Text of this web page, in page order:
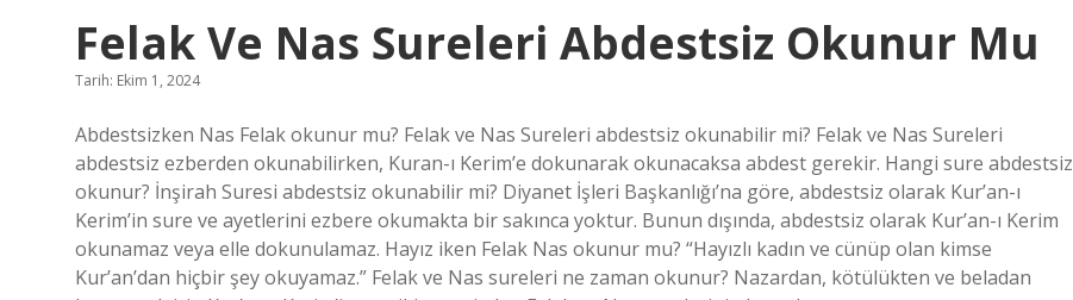
Felak Ve Nas Sureleri Abdestsiz Okunur Mu
Tarih: Ekim 1, 2024
Abdestsizken Nas Felak okunur mu? Felak ve Nas Sureleri abdestsiz okunabilir mi? Felak ve Nas Sureleri
abdestsiz ezberden okunabilirken, Kuran-ı Kerim’e dokunarak okunacaksa abdest gerekir. Hangi sure abdestsiz
okunur? İnşirah Suresi abdestsiz okunabilir mi? Diyanet İşleri Başkanlığı’na göre, abdestsiz olarak Kur’an-ı
Kerim’in sure ve ayetlerini ezbere okumakta bir sakınca yoktur. Bunun dışında, abdestsiz olarak Kur’an-ı Kerim
okunamaz veya elle dokunulamaz. Hayız iken Felak Nas okunur mu? “Hayızlı kadın ve cünüp olan kimse
Kur’an’dan hiçbir şey okuyamaz.” Felak ve Nas sureleri ne zaman okunur? Nazardan, kötülükten ve beladan